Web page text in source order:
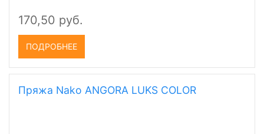
170,50 руб.
ПОДРОБНЕЕ
Пряжа Nako ANGORA LUKS COLOR